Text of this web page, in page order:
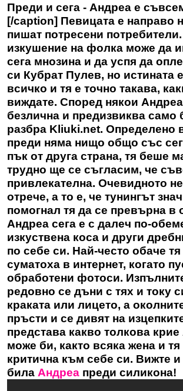
Преди и сега - Андреа е
[/caption] Певицата е направо
пишат потресени
изкушение на фолка може да
сега мнозина и да успя да
си Кубрат Пулев, но истината
всичко и тя е точно такава,
виждате. Според някои
безлична и предизвиква само
разбра Kliuki.net. Определено
преди няма нищо общо със
пък от друга страна, тя беше
трудно ще се съгласим, че
привлекателна. Очевидното
отрече, а то е, че тунингът
помогнал тя да се превърна в
Андреа сега е с далеч по-
изкуствена коса и други
по себе си. Най-често обаче
суматоха в интернет, когато
обработени фотоси.
редовно се дъни с тях и току
краката или лицето, а
пръсти и се дивят на
представа какво толкова
може би, както всяка жена и тя
критична към себе си. Вижте и
била Андреа преди силикона!